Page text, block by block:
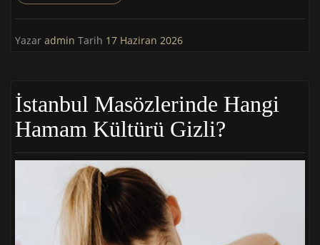
Yazar admin Tarih 17 Haziran 2026
İstanbul Masözlerinde Hangi
Hamam Kültürü Gizli?